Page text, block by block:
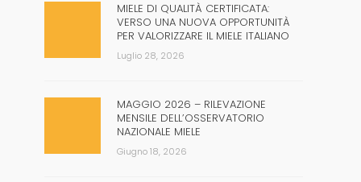
MIELE DI QUALITÀ CERTIFICATA:
VERSO UNA NUOVA OPPORTUNITÀ
PER VALORIZZARE IL MIELE ITALIANO
Luglio 28, 2026
MAGGIO 2026 – RILEVAZIONE
MENSILE DELL’OSSERVATORIO
NAZIONALE MIELE
Giugno 18, 2026